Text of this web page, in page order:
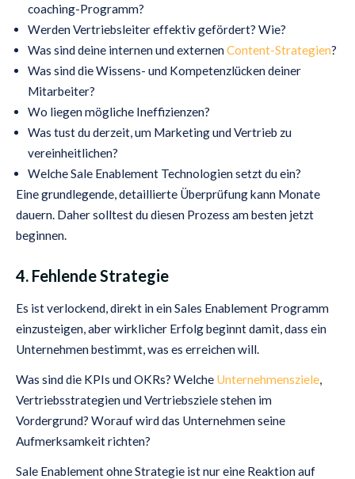
coaching-Programm?
Werden Vertriebsleiter effektiv gefördert? Wie?
Was sind deine internen und externenContent-Strategien?
Was sind die Wissens- und Kompetenzlücken deiner
Mitarbeiter?
Wo liegen mögliche Ineffizienzen?
Was tust du derzeit, um Marketing und Vertrieb zu
vereinheitlichen?
Welche Sale Enablement Technologien setzt du ein?
Eine grundlegende, detaillierte Überprüfung kann Monate
dauern. Daher solltest du diesen Prozess am besten jetzt
beginnen.
4. Fehlende Strategie
Es ist verlockend, direkt in ein Sales Enablement Programm
einzusteigen, aber wirklicher Erfolg beginnt damit, dass ein
Unternehmen bestimmt, was es erreichen will.
Was sind die KPIs und OKRs? Welche Unternehmensziele,
Vertriebsstrategien und Vertriebsziele stehen im
Vordergrund? Worauf wird das Unternehmen seine
Aufmerksamkeit richten?
Sale Enablement ohne Strategie ist nur eine Reaktion auf